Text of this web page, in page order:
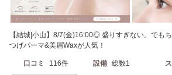
【結城|小山】8/7(金)16:00◎ 盛りすぎない。でも
つげパーマ&美眉Waxが人気！
口コミ 116件 設備 総数1